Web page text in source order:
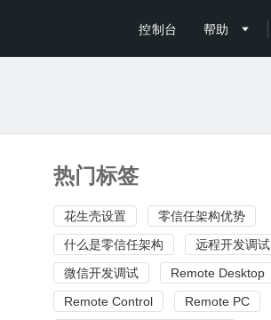
控制台 帮助 
热门标签
花生壳设置
零信任架构优势
什么是零信任架构
远程开发调试
微信开发调试
Remote Desktop
Remote Control
Remote PC